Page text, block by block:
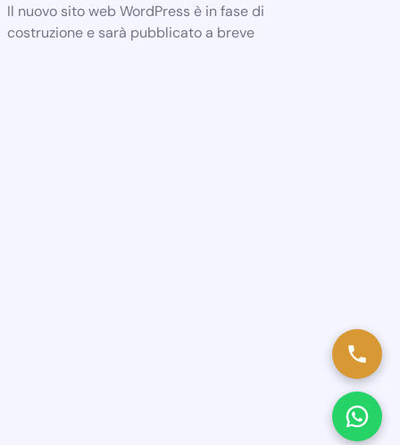
Il nuovo sito web WordPress è in fase di
costruzione e sarà pubblicato a breve